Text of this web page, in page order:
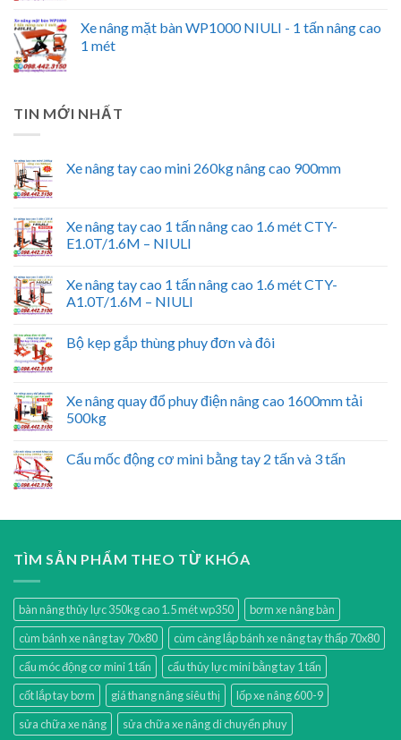
Xe nâng mặt bàn WP1000 NIULI - 1 tấn nâng cao
1 mét
TIN MỚI NHẤT
Xe nâng tay cao mini 260kg nâng cao 900mm
Xe nâng tay cao 1 tấn nâng cao 1.6 mét CTY-
E1.0T/1.6M – NIULI
Xe nâng tay cao 1 tấn nâng cao 1.6 mét CTY-
A1.0T/1.6M – NIULI
Bộ kẹp gắp thùng phuy đơn và đôi
Xe nâng quay đổ phuy điện nâng cao 1600mm tải
500kg
Cẩu mốc động cơ mini bằng tay 2 tấn và 3 tấn
TÌM SẢN PHẨM THEO TỪ KHÓA
bàn nâng thủy lực 350kg cao 1.5 mét wp350
bơm xe nâng bàn
cùm bánh xe nâng tay 70x80
cùm càng lắp bánh xe nâng tay thấp 70x80
cẩu móc động cơ mini 1 tấn
cẩu thủy lực mini bằng tay 1 tấn
cốt lắp tay bơm
giá thang nâng siêu thị
lốp xe nâng 600-9
sửa chữa xe nâng
sửa chữa xe nâng di chuyển phuy